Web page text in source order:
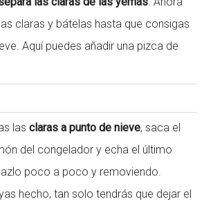
claras y bátelas hasta que consigas
Aquí puedes añadir una pizca de
las claras a punto de nieve, saca el
del congelador y echa el último
poco a poco y removiendo.
hecho, tan solo tendrás que dejar el